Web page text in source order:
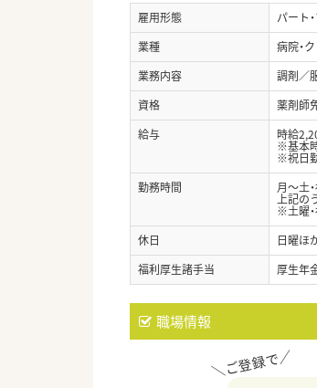
雇用形態
パート
業種
病院・
業務内容
調剤／
資格
薬剤師
給与
時給
※基本
※祝日
勤務時間
月～土
上記の
※土曜
休日
日曜ほ
福利厚生諸手当
厚生年
職場情報